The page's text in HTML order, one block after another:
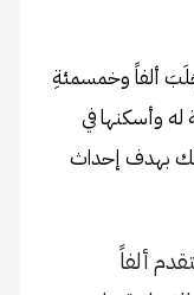
جَلَبَ ألفاً وخمسمئةِ
له وأسكنها في
بهدف إحداث
ألفاً